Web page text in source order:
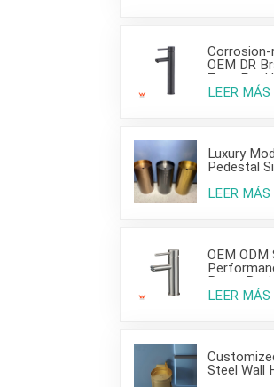
OEM DR
Taps For
Project Use
LEER MÁS
Luxury
Pedestal
LEER MÁS
OEM ODM
Brass
Home
LEER MÁS
Steel Wall